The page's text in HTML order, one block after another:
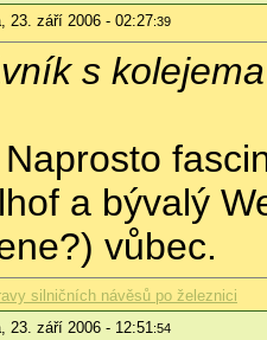
23. září 2006 - 02:27:39
s
a bývalý
vůbec.
silničních návěsů po železnici
23. září 2006 - 12:51:54